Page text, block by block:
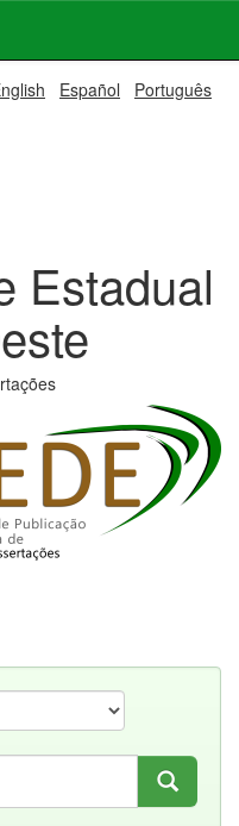
Español Português
Estadual